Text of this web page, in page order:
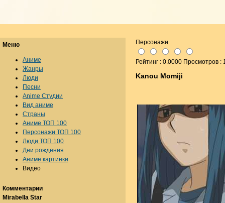
Персонажи
Рейтинг : 0.0000 Просмотров :
Kanou Momiji
Меню
Аниме
Жанры
Люди
Песни
Anime Студии
Вид аниме
Страны
Аниме ТОП 100
Персонажи ТОП 100
Люди ТОП 100
Дни рождения
Аниме картинки
Видео
Комментарии
Mirabella Star